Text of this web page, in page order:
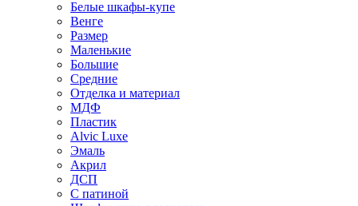
Белые шкафы-купе
Венге
Размер
Маленькие
Большие
Средние
Отделка и материал
МДФ
Пластик
Alvic Luxe
Эмаль
Акрил
ДСП
С патиной